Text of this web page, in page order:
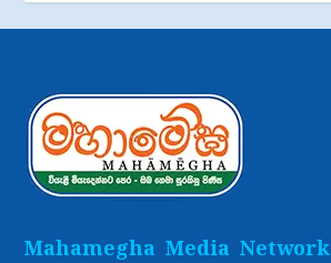
Mahamegha Media Network